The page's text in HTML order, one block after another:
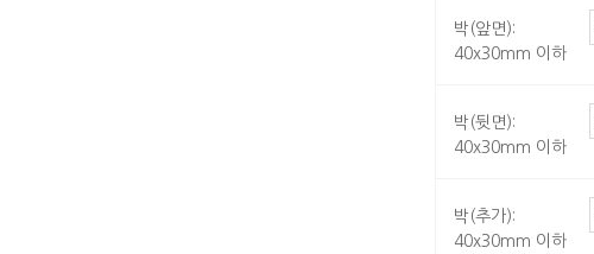
박(앞면):
40x30mm 이하
박(뒷면):
40x30mm 이하
박(추가):
40x30mm 이하